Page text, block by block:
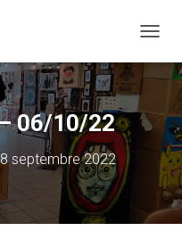
É
P
I
E
A
06/10/22
septembre 2022